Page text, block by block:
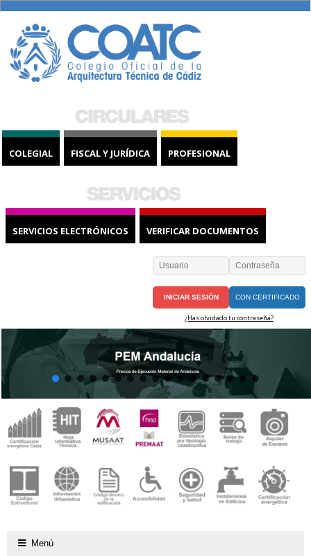
COLEGIAL FISCAL Y JURÍDICA PROFESIONAL
SERVICIOS ELECTRÓNICOS VERIFICAR DOCUMENTOS
CON CERTIFICADO
¿Has olvidado tu contraseña?
Menú